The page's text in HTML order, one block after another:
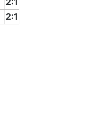
2:1